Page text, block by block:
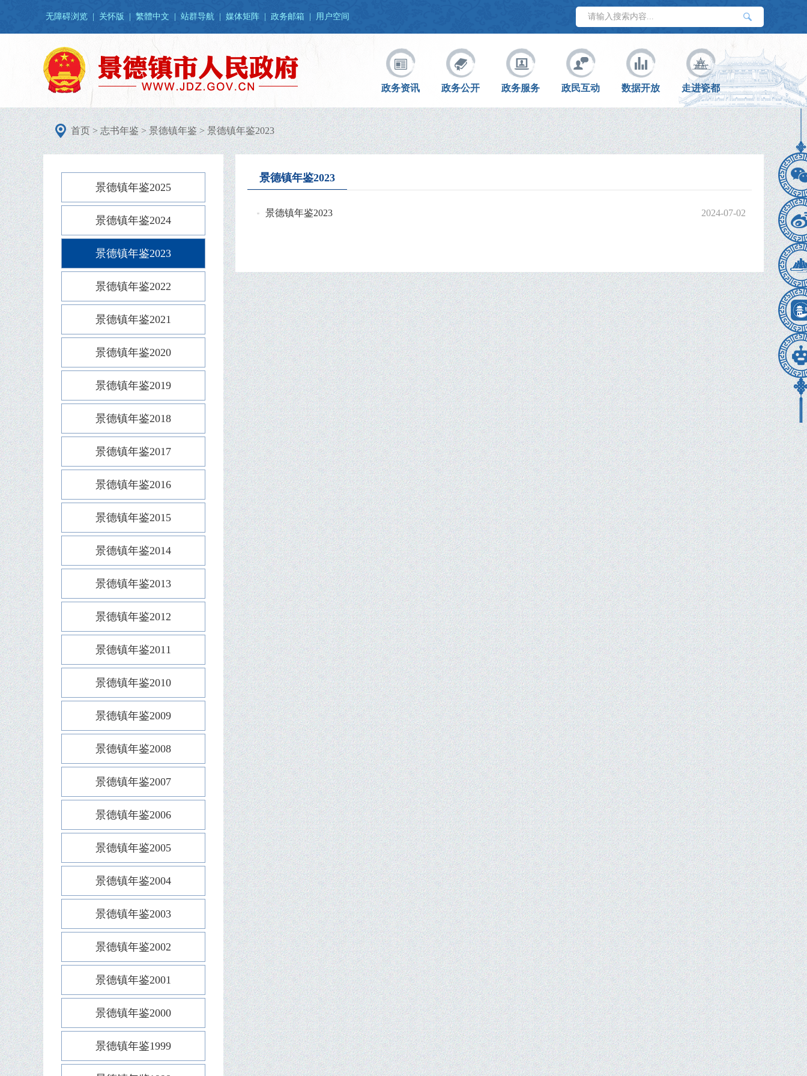
无障碍浏览 关怀版 繁體中文 站群导航 媒体矩阵 政务邮箱 用户空间
政务资讯 政务公开 政务服务 政民互动 数据开放 走进瓷都
首页>志书年鉴>景德镇年鉴>景德镇年鉴2023
景德镇年鉴2025
景德镇年鉴2024
景德镇年鉴2023
景德镇年鉴2022
景德镇年鉴2021
景德镇年鉴2020
景德镇年鉴2019
景德镇年鉴2018
景德镇年鉴2017
景德镇年鉴2016
景德镇年鉴2015
景德镇年鉴2014
景德镇年鉴2013
景德镇年鉴2012
景德镇年鉴2011
景德镇年鉴2010
景德镇年鉴2009
景德镇年鉴2008
景德镇年鉴2007
景德镇年鉴2006
景德镇年鉴2005
景德镇年鉴2004
景德镇年鉴2003
景德镇年鉴2002
景德镇年鉴2001
景德镇年鉴2000
景德镇年鉴1999
景德镇年鉴2023
2024-07-02
景德镇年鉴2023